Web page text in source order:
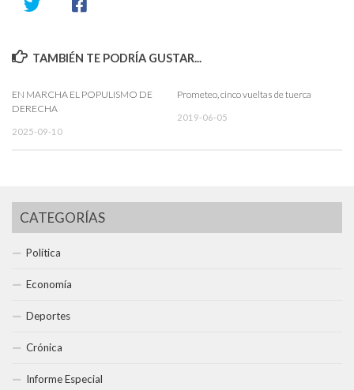
TAMBIÉN TE PODRÍA GUSTAR...
EN MARCHA EL POPULISMO DE
DERECHA
2025-09-10
Prometeo, cinco vueltas de tuerca
2019-06-05
CATEGORÍAS
Política
Economía
Deportes
Crónica
Informe Especial